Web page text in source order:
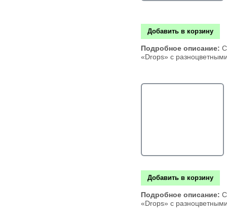
Добавить в корзину
Подробное описание:
«Drops» с
Добавить в корзину
Подробное описание:
«Drops» с